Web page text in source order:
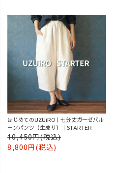
はじめてのUZUiRO｜七分丈ガーゼバル
ーンパンツ（生成り）｜STARTER
10,450円(税込)
8,800円(税込)